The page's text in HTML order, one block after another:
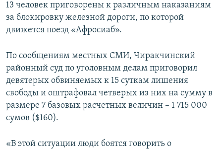
13 человек приговорены к различным наказаниям
за блокировку железной дороги, по которой
движется поезд «Афросиаб».
По сообщениям местных СМИ, Чиракчинский
районный суд по уголовным делам приговорил
девятерых обвиняемых к 15 суткам лишения
свободы и оштрафовал четверых из них на сумму в
размере 7 базовых расчетных величин – 1 715 000
сумов ($160).
«В этой ситуации люди боятся говорить о